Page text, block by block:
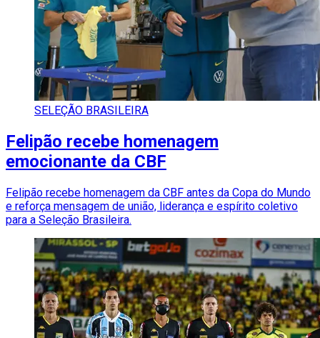
SELEÇÃO BRASILEIRA
Felipão recebe homenagem
emocionante da CBF
Felipão recebe homenagem da CBF antes da Copa do Mundo
e reforça mensagem de união, liderança e espírito coletivo
para a Seleção Brasileira.